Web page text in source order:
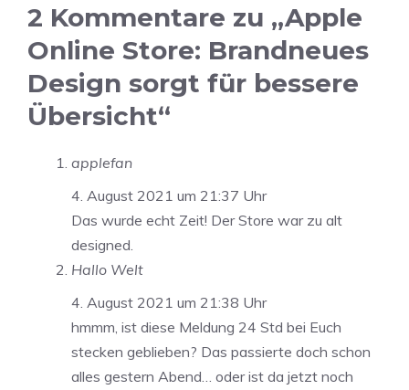
2 Kommentare zu „Apple
Online Store: Brandneues
Design sorgt für bessere
Übersicht“
applefan
4. August 2021 um 21:37 Uhr
Das wurde echt Zeit! Der Store war zu alt
designed.
Hallo Welt
4. August 2021 um 21:38 Uhr
hmmm, ist diese Meldung 24 Std bei Euch
stecken geblieben? Das passierte doch schon
alles gestern Abend… oder ist da jetzt noch